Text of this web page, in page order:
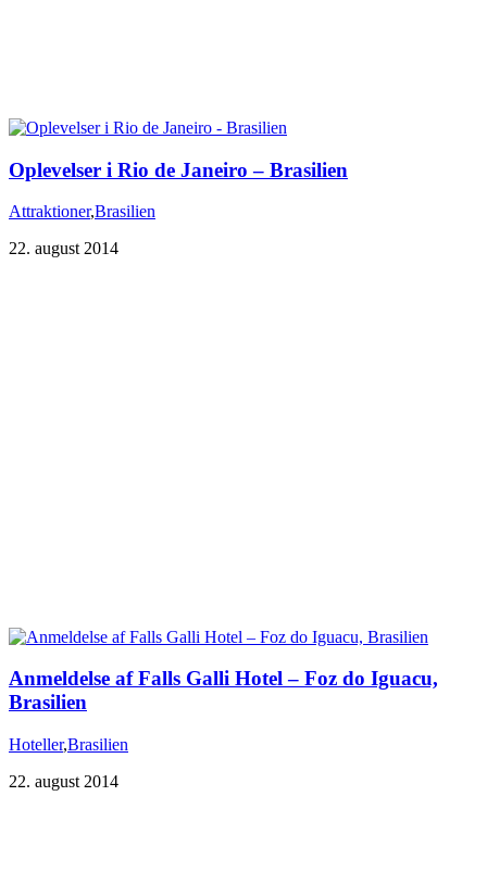
Oplevelser i Rio de Janeiro – Brasilien
Attraktioner,Brasilien
22. august 2014
Anmeldelse af Falls Galli Hotel – Foz do Iguacu,
Brasilien
Hoteller,Brasilien
22. august 2014